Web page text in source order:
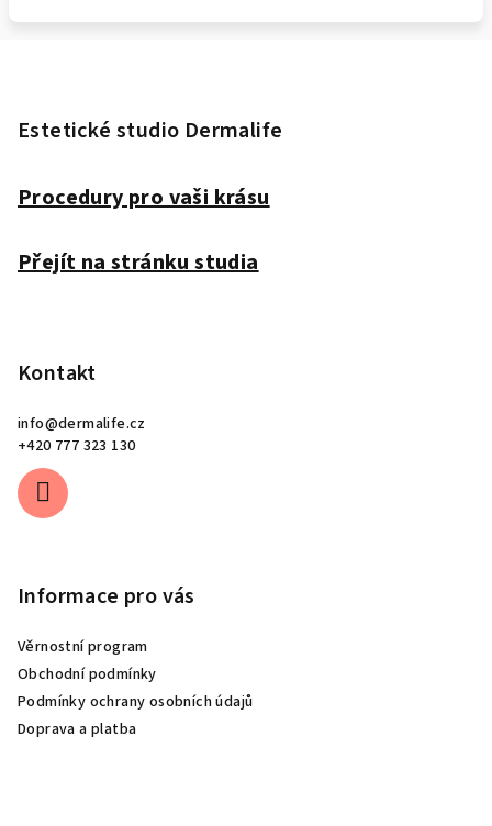
Estetické studio Dermalife
Procedury pro vaši krásu
Přejít na stránku studia
Kontakt
info@dermalife.cz
+420 777 323 130
Informace pro vás
Věrnostní program
Obchodní podmínky
Podmínky ochrany osobních údajů
Doprava a platba